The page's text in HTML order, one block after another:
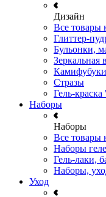
Дизайн
Все товары
Глиттер-
Бульонки,
Зеркальная
Камифубуки
Стразы
Гель-
Наборы
Наборы
Все товары
Наборы
Гель-лаки,
Наборы,
Уход